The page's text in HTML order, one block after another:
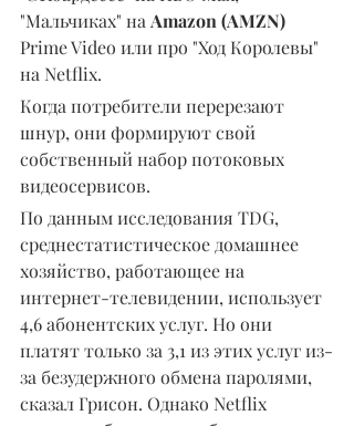
"Мальчиках" на Amazon (AMZN)
Prime Video или про "Ход Королевы"
на Netflix.
Когда потребители перерезают
шнур, они формируют свой
собственный набор потоковых
видеосервисов.
По данным исследования TDG,
среднестатистическое домашнее
хозяйство, работающее на
интернет-телевидении, использует
4,6 абонентских услуг. Но они
платят только за 3,1 из этих услуг из-
за безудержного обмена паролями,
сказал Грисон. Однако Netflix